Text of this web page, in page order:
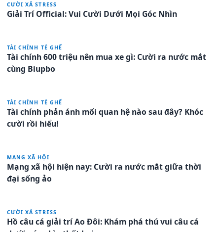
CƯỜI XẢ STRESS
Giải Trí Official: Vui Cười Dưới Mọi Góc Nhìn
TÀI CHÍNH TÉ GHẾ
Tài chính 600 triệu nên mua xe gì: Cười ra nước mắt
cùng Biupbo
TÀI CHÍNH TÉ GHẾ
Tài chính phản ánh mối quan hệ nào sau đây? Khóc
cười rồi hiểu!
MẠNG XÃ HỘI
Mạng xã hội hiện nay: Cười ra nước mắt giữa thời
đại sống ảo
CƯỜI XẢ STRESS
Hồ câu cá giải trí Ao Đôi: Khám phá thú vui câu cá